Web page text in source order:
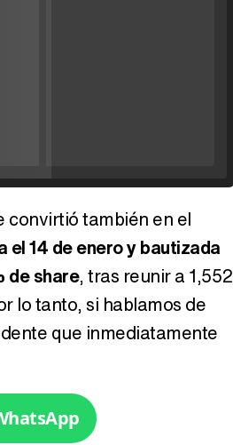
Tráiler de '33 días', la nueva serie de Atresplayer con Julián Villagrán y José Manuel Poga
Tráiler en catalán de 'Ravalear', la nueva serie de HBO Max sobre los fondos buitre
convirtió también en el
el 14 de enero y bautizada
de share, tras reunir a 1,552
lo tanto, si hablamos de
que inmediatamente